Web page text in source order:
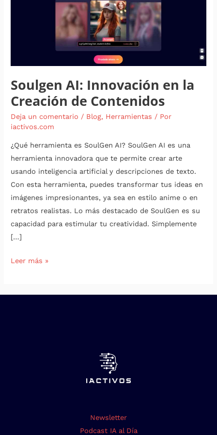
Soulgen AI: Innovación en la
Creación de Contenidos
Deja un comentario / Blog, Herramientas / Por
iactivos.com
¿Qué herramienta es SoulGen AI? SoulGen AI es una
herramienta innovadora que te permite crear arte
usando inteligencia artificial y descripciones de texto.
Con esta herramienta, puedes transformar tus ideas en
imágenes impresionantes, ya sea en estilo anime o en
retratos realistas. Lo más destacado de SoulGen es su
capacidad para estimular tu creatividad. Simplemente
[…]
Leer más »
Newsletter
Podcast IA al Día